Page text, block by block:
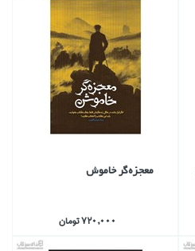
معجزه‌گر خاموش
720,000 تومان